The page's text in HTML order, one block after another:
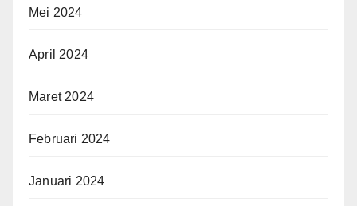
Mei 2024
April 2024
Maret 2024
Februari 2024
Januari 2024